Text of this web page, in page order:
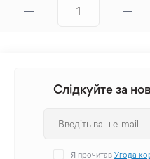
Слідкуйте за
Я прочитав Угода